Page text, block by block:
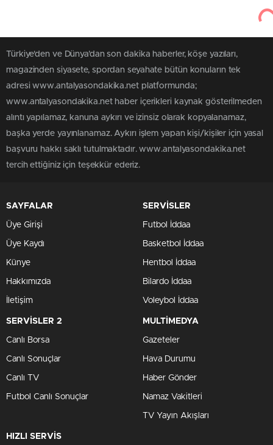
Türkiye'den ve Dünya’dan son dakika haberler, köşe yazıları,
magazinden siyasete, spordan seyahate bütün konuların tek
adresi www.antalyasondakika.net platformunda;
www.antalyasondakika.net haber içerikleri kaynak gösterilmeden
alıntı yapılamaz, kanuna aykırı ve izinsiz olarak kopyalanamaz,
başka yerde yayınlanamaz. Aykırı işlem yapan kişi/kişiler için yasal
başvuru hakkı saklı tutulmaktadır. www.antalyasondakika.net
tercih ettiğiniz için teşekkür ederiz.
SAYFALAR
Üye Girişi
Üye Kaydı
Künye
Hakkımızda
İletişim
SERVİSLER
Futbol İddaa
Basketbol İddaa
Hentbol İddaa
Bilardo İddaa
Voleybol İddaa
SERVİSLER 2
Canlı Borsa
Canlı Sonuçlar
Canlı TV
Futbol Canlı Sonuçlar
MULTİMEDYA
Gazeteler
Hava Durumu
Haber Gönder
Namaz Vakitleri
TV Yayın Akışları
HIZLI SERVİS